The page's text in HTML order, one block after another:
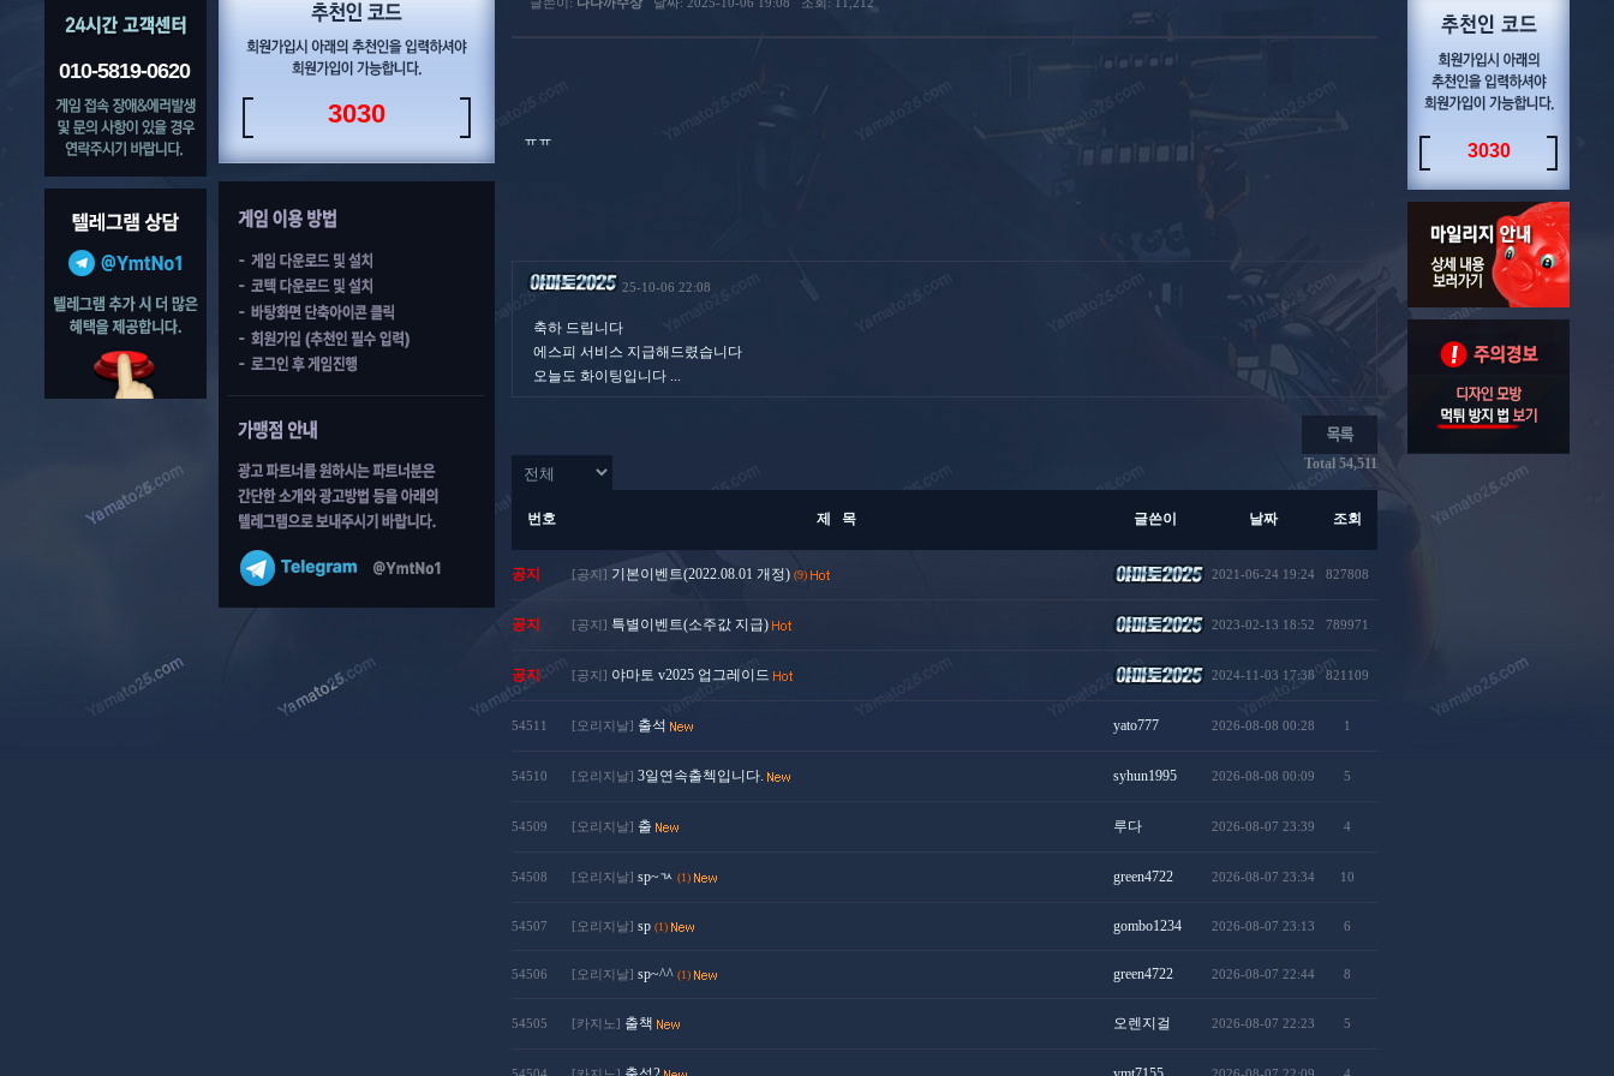
3030
010-5819-0620
3030
ㅠㅠ
25-10-06 22:08
축하 드립니다
에스피 서비스 지급해드렸습니다
오늘도 화이팅입니다 ...
Total 54,511
번호 제 목 글쓴이 날짜 조회
공지 [공지] 기본이벤트(2022.08.01 개정) (9) 2021-06-24 19:24 827808
공지 [공지] 특별이벤트(소주값 지급) 2023-02-13 18:52 789971
공지 [공지] 야마토 v2025 업그레이드 2024-11-03 17:38 821109
54511 [오리지날] 출석 yato777 2026-08-08 00:28 1
54510 [오리지날] 3일연속출첵입니다. syhun1995 2026-08-08 00:09 5
54509 [오리지날] 출 루다 2026-08-07 23:39 4
54508 [오리지날] sp~ㄳ (1) green4722 2026-08-07 23:34 10
54507 [오리지날] sp (1) gombo1234 2026-08-07 23:13 6
54506 [오리지날] sp~^^ (1) green4722 2026-08-07 22:44 8
54505 [카지노] 출책 오렌지걸 2026-08-07 22:23 5